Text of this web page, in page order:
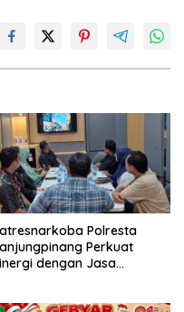
Polresta
Perkuat
dengan Jasa